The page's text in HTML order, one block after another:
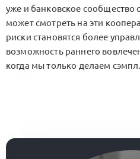
уже и банковское сообщество
может смотреть на эти
риски становятся более
возможность раннего
когда мы только делаем сэмпл.